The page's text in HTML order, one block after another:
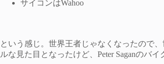
サイコンはWahoo
という感じ。世界王者じゃなくなったので
ルな見た目となったけど、Peter Saganのバ